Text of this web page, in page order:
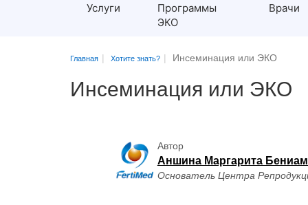
Услуги
Обследование женщины
Консультация репродуктолога
Оценка проходимости маточных
труб (ЭХО-ГСГ)
Консультация акушера-гинеколога
мужчин
Программы
ЭКО
Врачи
Главная Хотите знать? Инсеминация или ЭКО
Инсеминация или ЭКО
Автор
Аншина Маргарита
Основатель Центра